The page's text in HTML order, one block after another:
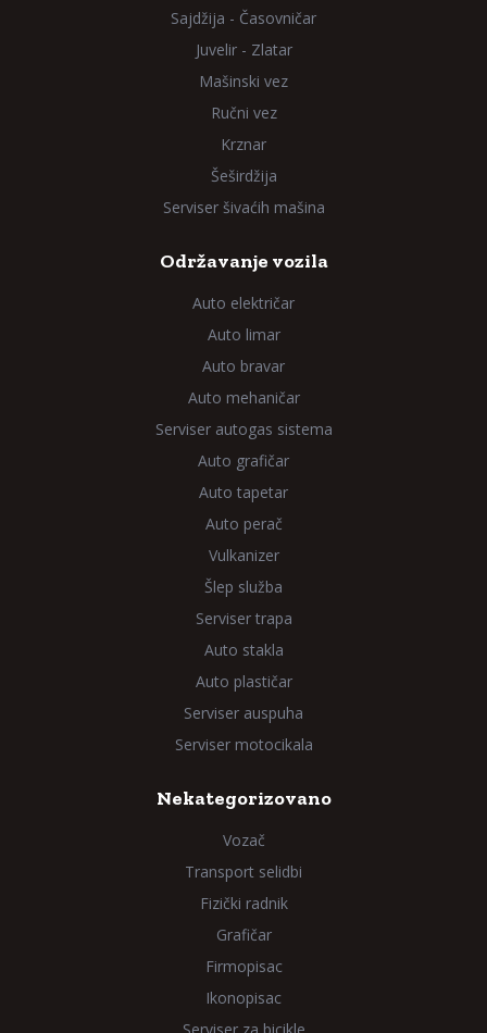
Sajdžija - Časovničar
Juvelir - Zlatar
Mašinski vez
Ručni vez
Krznar
Šeširdžija
Serviser šivaćih mašina
Održavanje vozila
Auto električar
Auto limar
Auto bravar
Auto mehaničar
Serviser autogas sistema
Auto grafičar
Auto tapetar
Auto perač
Vulkanizer
Šlep služba
Serviser trapa
Auto stakla
Auto plastičar
Serviser auspuha
Serviser motocikala
Nekategorizovano
Vozač
Transport selidbi
Fizički radnik
Grafičar
Firmopisac
Ikonopisac